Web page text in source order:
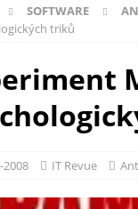
[ 14-05-
[ 12-05-
C5100 a
OSTATNÍ
[ 06-05-
SOFTWARE
triků
2008 IT Revue